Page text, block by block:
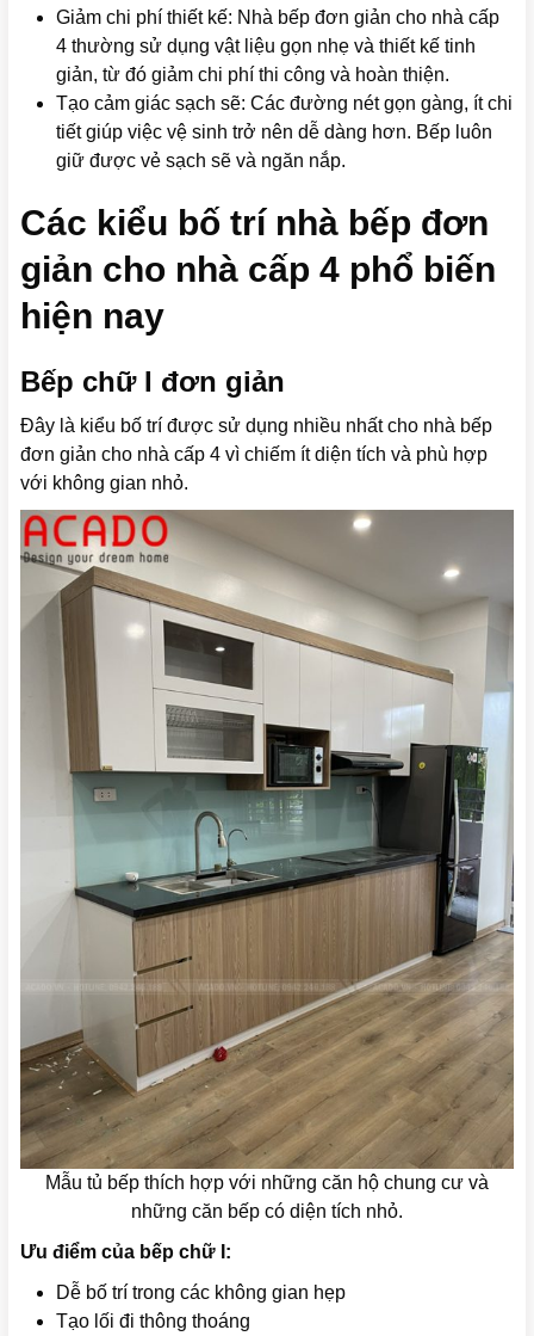
Giảm chi phí thiết kế: Nhà bếp đơn giản cho nhà cấp
4 thường sử dụng vật liệu gọn nhẹ và thiết kế tinh
giản, từ đó giảm chi phí thi công và hoàn thiện.
Tạo cảm giác sạch sẽ: Các đường nét gọn gàng, ít chi
tiết giúp việc vệ sinh trở nên dễ dàng hơn. Bếp luôn
giữ được vẻ sạch sẽ và ngăn nắp.
Các kiểu bố trí nhà bếp đơn
giản cho nhà cấp 4 phổ biến
hiện nay
Bếp chữ I đơn giản
Đây là kiểu bố trí được sử dụng nhiều nhất cho nhà bếp
đơn giản cho nhà cấp 4 vì chiếm ít diện tích và phù hợp
với không gian nhỏ.
Mẫu tủ bếp thích hợp với những căn hộ chung cư và
những căn bếp có diện tích nhỏ.
Ưu điểm của bếp chữ I:
Dễ bố trí trong các không gian hẹp
Tạo lối đi thông thoáng